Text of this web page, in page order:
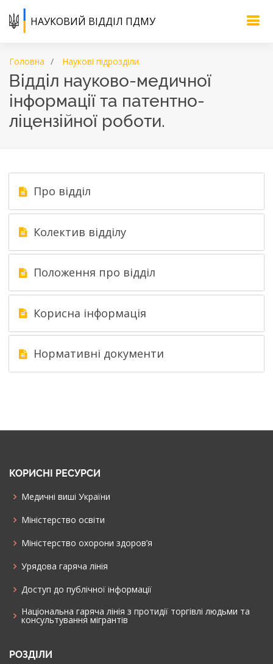
НАУКОВИЙ ВІДДІЛ ПДМУ
Головна Наукові підрозділи.
Відділ науково-медичної
інформації та патентно-
ліцензійної роботи.
Про відділ
Колектив відділу
Положення про відділ
Корисна інформація
Нормативні документи
КОРИСНІ РЕСУРСИ
Медичні виші України
Міністерство освіти
Міністерство охорони здоров’я
Урядова гаряча лінія
Доступ до публічної інформації
Національна гаряча лінія з протидії торгівлі людьми та
консультування мiгрантiв
РОЗДІЛИ